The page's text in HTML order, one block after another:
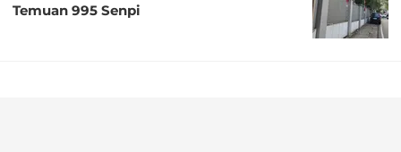
Temuan 995 Senpi